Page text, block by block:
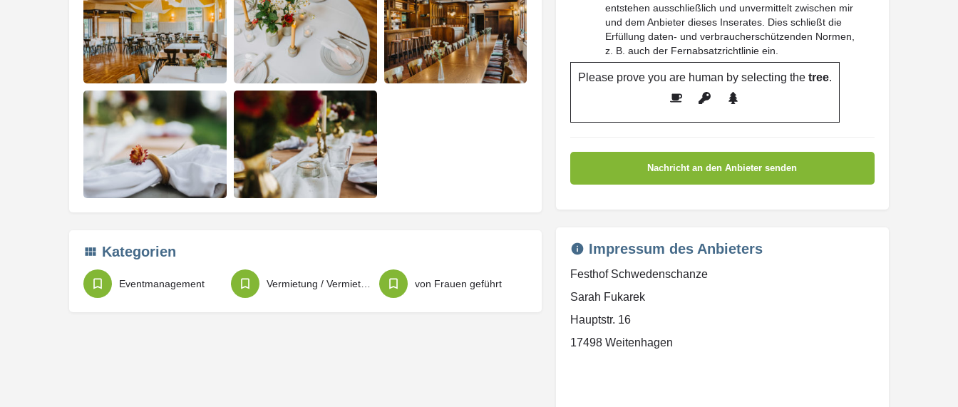
Kategorien
Eventmanagement von Frauen geführt
entstehen ausschließlich und unvermittelt zwischen mir
und dem Anbieter dieses Inserates. Dies schließt die
Erfüllung daten- und verbraucherschützenden Normen,
z. B. auch der Fernabsatzrichtlinie ein.
Please prove you are human by selecting thetree.
Impressum des Anbieters
Festhof Schwedenschanze
Sarah Fukarek
Hauptstr. 16
17498 Weitenhagen